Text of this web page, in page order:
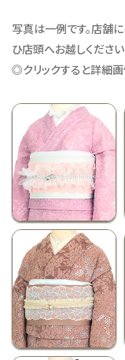
写真は一例です。店舗
ひ店頭へお越しください
◎クリックすると詳細画